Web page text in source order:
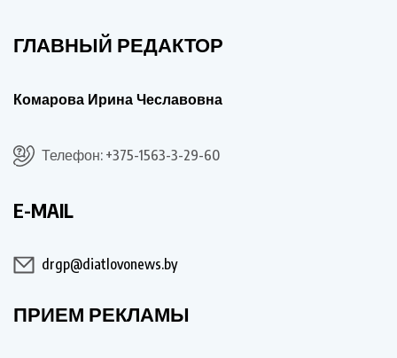
ГЛАВНЫЙ РЕДАКТОР
Комарова Ирина Чеславовна
Телефон: +375-1563-3-29-60
E-MAIL
drgp@diatlovonews.by
ПРИЕМ РЕКЛАМЫ